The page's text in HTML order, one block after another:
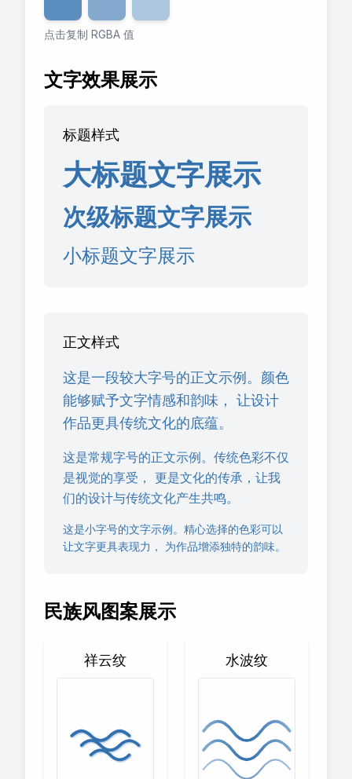
点击复制 RGBA 值
文字效果展示
标题样式
大标题文字展示
次级标题文字展示
小标题文字展示
正文样式
这是一段较大字号的正文示例。颜色
能够赋予文字情感和韵味， 让设计
作品更具传统文化的底蕴。
这是常规字号的正文示例。传统色彩不仅
是视觉的享受， 更是文化的传承，让我
们的设计与传统文化产生共鸣。
这是小字号的文字示例。精心选择的色彩可以
让文字更具表现力， 为作品增添独特的韵味。
民族风图案展示
祥云纹 水波纹